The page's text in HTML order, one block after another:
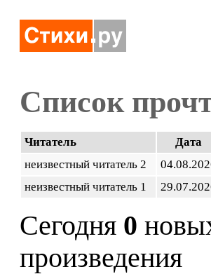
Список
Читатель Дата
неизвестный читатель 2
неизвестный читатель 1
Сегодня 0
произведения